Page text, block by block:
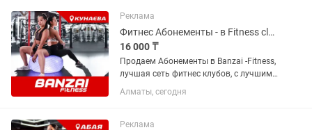
+ % от продаж — Дружный...
Реклама
Фитнес Абонементы - в Fitness club Banzai (на Кунаева). Продаем срочно!
16 000 ₸
Продаем Абонементы в Banzai -Fitness,
лучшая сеть фитнес клубов, с лучшими
в городе инструкторами и самыми
адекватными ценами в городе.
Все подробности по телефону,...
Алматы, сегодня
Реклама